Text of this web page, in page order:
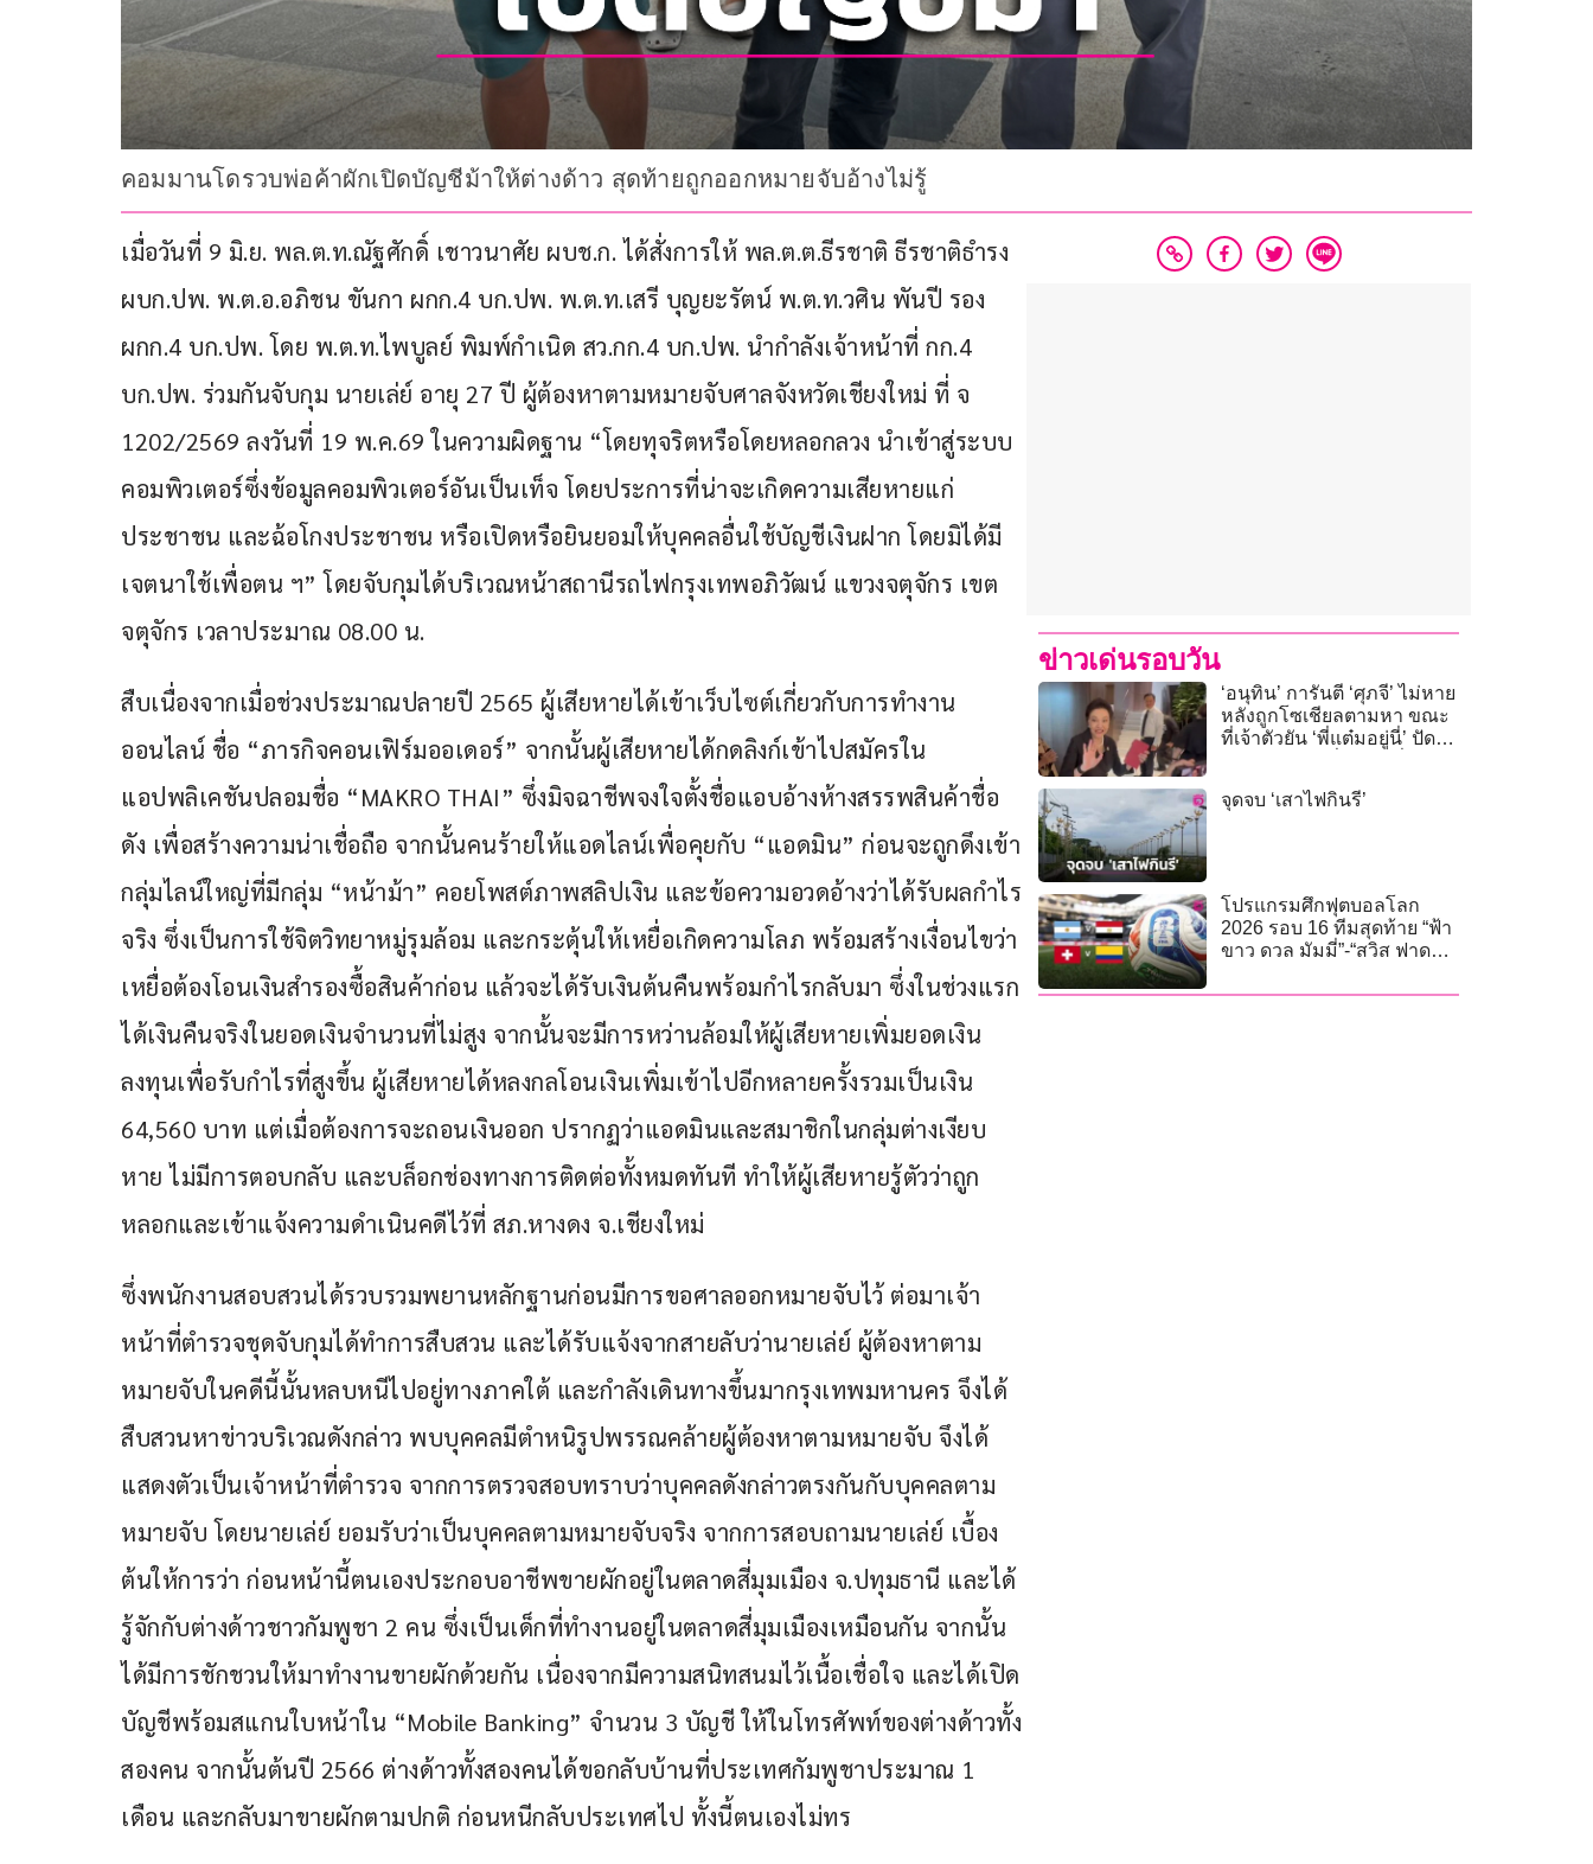
คอมมานโดรวบพ่อค้าผักเปิดบัญชีม้าให้ต่างด้าว สุดท้ายถูกออกหมายจับอ้างไม่รู้
เมื่อวันที่ 9 มิ.ย. พล.ต.ท.ณัฐศักดิ์ เชาวนาศัย ผบช.ก. ได้สั่งการให้ พล.ต.ต.ธีรชาติ ธีรชาติธำรง
ผบก.ปพ. พ.ต.อ.อภิชน ขันกา ผกก.4 บก.ปพ. พ.ต.ท.เสรี บุญยะรัตน์ พ.ต.ท.วศิน พันปี รอง
ผกก.4 บก.ปพ. โดย พ.ต.ท.ไพบูลย์ พิมพ์กำเนิด สว.กก.4 บก.ปพ. นำกำลังเจ้าหน้าที่ กก.4
บก.ปพ. ร่วมกันจับกุม นายเล่ย์ อายุ 27 ปี ผู้ต้องหาตามหมายจับศาลจังหวัดเชียงใหม่ ที่ จ
1202/2569 ลงวันที่ 19 พ.ค.69 ในความผิดฐาน “โดยทุจริตหรือโดยหลอกลวง นำเข้าสู่ระบบ
คอมพิวเตอร์ซึ่งข้อมูลคอมพิวเตอร์อันเป็นเท็จ โดยประการที่น่าจะเกิดความเสียหายแก่
ประชาชน และฉ้อโกงประชาชน หรือเปิดหรือยินยอมให้บุคคลอื่นใช้บัญชีเงินฝาก โดยมิได้มี
เจตนาใช้เพื่อตน ฯ” โดยจับกุมได้บริเวณหน้าสถานีรถไฟกรุงเทพอภิวัฒน์ แขวงจตุจักร เขต
จตุจักร เวลาประมาณ 08.00 น.
สืบเนื่องจากเมื่อช่วงประมาณปลายปี 2565 ผู้เสียหายได้เข้าเว็บไซต์เกี่ยวกับการทำงาน
ออนไลน์ ชื่อ “ภารกิจคอนเฟิร์มออเดอร์” จากนั้นผู้เสียหายได้กดลิงก์เข้าไปสมัครใน
แอปพลิเคชันปลอมชื่อ “MAKRO THAI” ซึ่งมิจฉาชีพจงใจตั้งชื่อแอบอ้างห้างสรรพสินค้าชื่อ
ดัง เพื่อสร้างความน่าเชื่อถือ จากนั้นคนร้ายให้แอดไลน์เพื่อคุยกับ “แอดมิน” ก่อนจะถูกดึงเข้า
กลุ่มไลน์ใหญ่ที่มีกลุ่ม “หน้าม้า” คอยโพสต์ภาพสลิปเงิน และข้อความอวดอ้างว่าได้รับผลกำไร
จริง ซึ่งเป็นการใช้จิตวิทยาหมู่รุมล้อม และกระตุ้นให้เหยื่อเกิดความโลภ พร้อมสร้างเงื่อนไขว่า
เหยื่อต้องโอนเงินสำรองซื้อสินค้าก่อน แล้วจะได้รับเงินต้นคืนพร้อมกำไรกลับมา ซึ่งในช่วงแรก
ได้เงินคืนจริงในยอดเงินจำนวนที่ไม่สูง จากนั้นจะมีการหว่านล้อมให้ผู้เสียหายเพิ่มยอดเงิน
ลงทุนเพื่อรับกำไรที่สูงขึ้น ผู้เสียหายได้หลงกลโอนเงินเพิ่มเข้าไปอีกหลายครั้งรวมเป็นเงิน
64,560 บาท แต่เมื่อต้องการจะถอนเงินออก ปรากฏว่าแอดมินและสมาชิกในกลุ่มต่างเงียบ
หาย ไม่มีการตอบกลับ และบล็อกช่องทางการติดต่อทั้งหมดทันที ทำให้ผู้เสียหายรู้ตัวว่าถูก
หลอกและเข้าแจ้งความดำเนินคดีไว้ที่ สภ.หางดง จ.เชียงใหม่
ซึ่งพนักงานสอบสวนได้รวบรวมพยานหลักฐานก่อนมีการขอศาลออกหมายจับไว้ ต่อมาเจ้า
หน้าที่ตำรวจชุดจับกุมได้ทำการสืบสวน และได้รับแจ้งจากสายลับว่านายเล่ย์ ผู้ต้องหาตาม
หมายจับในคดีนี้นั้นหลบหนีไปอยู่ทางภาคใต้ และกำลังเดินทางขึ้นมากรุงเทพมหานคร จึงได้
สืบสวนหาข่าวบริเวณดังกล่าว พบบุคคลมีตำหนิรูปพรรณคล้ายผู้ต้องหาตามหมายจับ จึงได้
แสดงตัวเป็นเจ้าหน้าที่ตำรวจ จากการตรวจสอบทราบว่าบุคคลดังกล่าวตรงกันกับบุคคลตาม
หมายจับ โดยนายเล่ย์ ยอมรับว่าเป็นบุคคลตามหมายจับจริง จากการสอบถามนายเล่ย์ เบื้อง
ต้นให้การว่า ก่อนหน้านี้ตนเองประกอบอาชีพขายผักอยู่ในตลาดสี่มุมเมือง จ.ปทุมธานี และได้
รู้จักกับต่างด้าวชาวกัมพูชา 2 คน ซึ่งเป็นเด็กที่ทำงานอยู่ในตลาดสี่มุมเมืองเหมือนกัน จากนั้น
ได้มีการชักชวนให้มาทำงานขายผักด้วยกัน เนื่องจากมีความสนิทสนมไว้เนื้อเชื่อใจ และได้เปิด
บัญชีพร้อมสแกนใบหน้าใน “Mobile Banking” จำนวน 3 บัญชี ให้ในโทรศัพท์ของต่างด้าวทั้ง
สองคน จากนั้นต้นปี 2566 ต่างด้าวทั้งสองคนได้ขอกลับบ้านที่ประเทศกัมพูชาประมาณ 1
เดือน และกลับมาขายผักตามปกติ ก่อนหนีกลับประเทศไป ทั้งนี้ตนเองไม่ทร
ข่าวเด่นรอบวัน
‘อนุทิน’ การันตี ‘ศุภจี’ ไม่หาย
หลังถูกโซเชียลตามหา ขณะ
ที่เจ้าตัวยัน ‘พี่แต๋มอยู่นี่’ ปัดนา
จุดจบ ‘เสาไฟกินรี’
โปรแกรมศึกฟุตบอลโลก
2026 รอบ 16 ทีมสุดท้าย “ฟ้า
ขาว ดวล มัมมี่”-“สวิส ฟาด